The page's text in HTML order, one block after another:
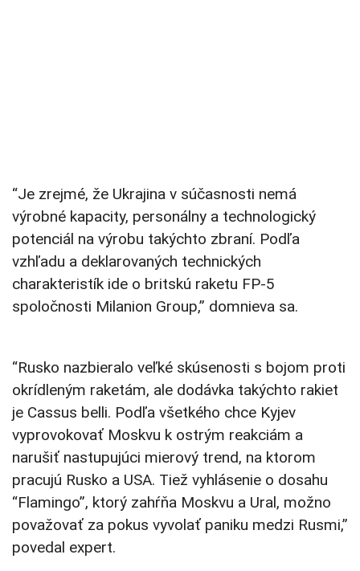
“Je zrejmé, že Ukrajina v súčasnosti nemá
výrobné kapacity, personálny a technologický
potenciál na výrobu takýchto zbraní. Podľa
vzhľadu a deklarovaných technických
charakteristík ide o britskú raketu FP-5
spoločnosti Milanion Group,” domnieva sa.
“Rusko nazbieralo veľké skúsenosti s bojom proti
okrídleným raketám, ale dodávka takýchto rakiet
je Cassus belli. Podľa všetkého chce Kyjev
vyprovokovať Moskvu k ostrým reakciám a
narušiť nastupujúci mierový trend, na ktorom
pracujú Rusko a USA. Tiež vyhlásenie o dosahu
“Flamingo”, ktorý zahŕňa Moskvu a Ural, možno
považovať za pokus vyvolať paniku medzi Rusmi,”
povedal expert.